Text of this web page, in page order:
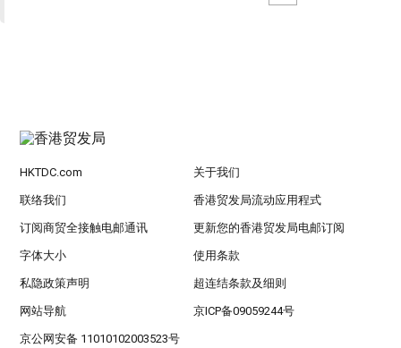
HKTDC.com 关于我们
联络我们 香港贸发局流动应用程式
订阅商贸全接触电邮通讯 更新您的香港贸发局电邮订阅
字体大小 使用条款
私隐政策声明 超连结条款及细则
网站导航 京ICP备09059244号
京公网安备 11010102003523号